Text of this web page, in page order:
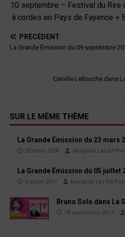
10 septembre – Festival du Rire
à cordes en Pays de Fayence +
PRÉCÉDENT
La Grande Émission du 09 septembre
Camille Lellouche dans
SUR LE MÊME THÈME
La Grande Émission du 23 mars
23 mars 2018 Morgane Las Dit
La Grande Émission du 05 juillet
5 juillet 2017 Morgane Las Dit
Bruno Solo dans La
18 septembre 2017